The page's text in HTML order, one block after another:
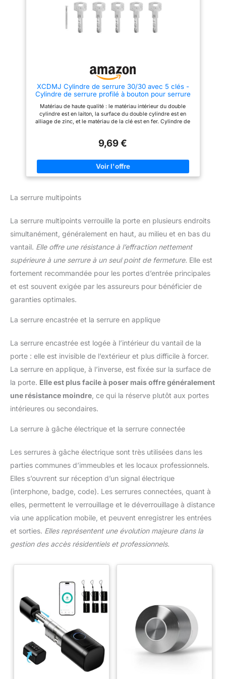
construction en métal robuste,
d'une finition nickelée et d'un
mécanisme de verrouillage
précis. Il est adapté pour le
remplacement quotidien des
ouverture et une fermeture
simples, sans avoir à chercher
ou à tourner la clé à chaque
fois. Le design ergonomique du
pour les portes fréquemment
utilisées entre les appartements
et les garages ou pour les
paquet contient : un cylindre de
deux vis de fixation.
Suffisamment pour la famille,
les amis ou les employés.
spécial n'est nécessaire
RENFORCÉE:Protection du
cylindre contre le perçage et le
crochetage garantissant votre
sécurité face aux tentatives
d'effraction. CONFORT ET
plus de sérénité et de confort.
extérieure 30 mm / Longueur
intérieure 30 mm
cylindre de serrure finition
nickel satiné, 4 clés
réversibles, 1 carte personnelle,
XCDMJ Cylindre de serrure 30/30 avec 5 clés -
Cylindre de serrure profilé à bouton pour serrure
cm
Matériau de haute qualité : le matériau intérieur du double
cylindre est en laiton, la surface du double cylindre est en
alliage de zinc, et le matériau de la clé est en fer. Cylindre de
même si une clé est insérée sur un côté de la serrure, vous
supérieure et solide : matériaux de haute qualité promettent une
longue durée de vie, ainsi qu'une grande résistance à l'usure.
Les cylindres de serrure conviennent parfaitement aux portes
pour l'intérieur et l'extérieur et conviennent à tous les types de
que lors d'un nouveau montage. Largement utilisé : vous
cylindre profilé comme porte de salle de bain, porte double ou
porte simple, porte coulissante. Utilisez la serrure de porte
pour balcon/terrasse, garage, cave ou grange.
9,69 €
La serrure multipoints
La serrure multipoints verrouille la porte en plusieurs endroits
simultanément, généralement en haut, au milieu et en bas du
vantail. Elle offre une résistance à l’effraction nettement
supérieure à une serrure à un seul point de fermeture. Elle est
fortement recommandée pour les portes d’entrée principales
et est souvent exigée par les assureurs pour bénéficier de
garanties optimales.
La serrure encastrée et la serrure en applique
La serrure encastrée est logée à l’intérieur du vantail de la
porte : elle est invisible de l’extérieur et plus difficile à forcer.
La serrure en applique, à l’inverse, est fixée sur la surface de
la porte. Elle est plus facile à poser mais offre généralement
une résistance moindre , ce qui la réserve plutôt aux portes
intérieures ou secondaires.
La serrure à gâche électrique et la serrure connectée
Les serrures à gâche électrique sont très utilisées dans les
parties communes d’immeubles et les locaux professionnels.
Elles s’ouvrent sur réception d’un signal électrique
(interphone, badge, code). Les serrures connectées, quant à
elles, permettent le verrouillage et le déverrouillage à distance
via une application mobile, et peuvent enregistrer les entrées
et sorties. Elles représentent une évolution majeure dans la
gestion des accès résidentiels et professionnels.